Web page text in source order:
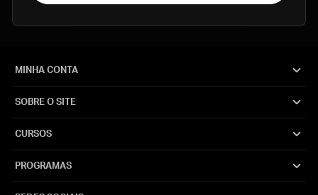
MINHA CONTA
SOBRE O SITE
CURSOS
PROGRAMAS